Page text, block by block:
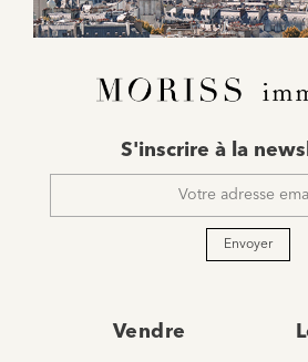
mail
S'inscrire à la
Envoyer
Vendre